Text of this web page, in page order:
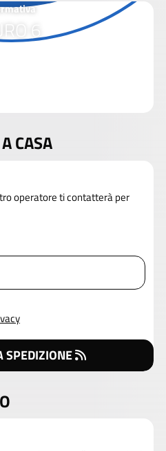
6
CASA
operatore ti contatterà per
SPEDIZIONE